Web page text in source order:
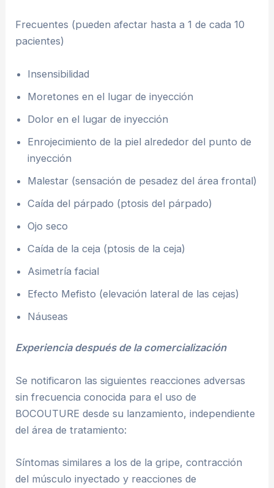
Frecuentes (pueden afectar hasta a 1 de cada 10
pacientes)
Insensibilidad
Moretones en el lugar de inyección
Dolor en el lugar de inyección
Enrojecimiento de la piel alrededor del punto de
inyección
Malestar (sensación de pesadez del área frontal)
Caída del párpado (ptosis del párpado)
Ojo seco
Caída de la ceja (ptosis de la ceja)
Asimetría facial
Efecto Mefisto (elevación lateral de las cejas)
Náuseas
Experiencia después de la comercialización
Se notificaron las siguientes reacciones adversas
sin frecuencia conocida para el uso de
BOCOUTURE desde su lanzamiento, independiente
del área de tratamiento:
Síntomas similares a los de la gripe, contracción
del músculo inyectado y reacciones de